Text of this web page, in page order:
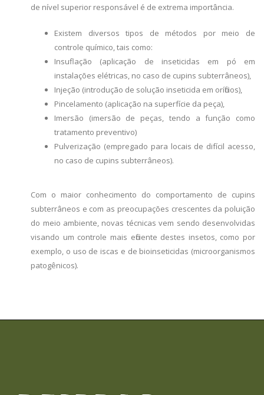
de nível superior responsável é de extrema importância.
Existem diversos tipos de métodos por meio de
controle químico, tais como:
Insuflação (aplicação de inseticidas em pó em
instalações elétricas, no caso de cupins subterrâneos),
Injeção (introdução de solução inseticida em oríficios),
Pincelamento (aplicação na superfície da peça),
Imersão (imersão de peças, tendo a função como
tratamento preventivo)
Pulverização (empregado para locais de difícil acesso,
no caso de cupins subterrâneos).
Com o maior conhecimento do comportamento de cupins
subterrâneos e com as preocupações crescentes da poluição
do meio ambiente, novas técnicas vem sendo desenvolvidas
visando um controle mais eficiente destes insetos, como por
exemplo, o uso de iscas e de bioinseticidas (microorganismos
patogênicos).